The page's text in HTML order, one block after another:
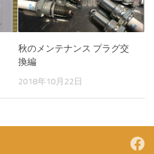
秋のメンテナンス プラグ交
換編
2018年10月22日